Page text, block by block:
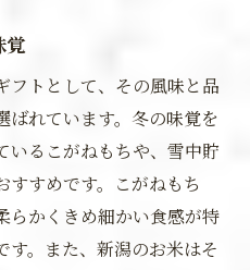
覚
フトとして、その風味と品
ばれています。冬の味覚を
いるこがねもちや、雪中貯
すめです。こがねもち
らかくきめ細かい食感が特
す。また、新潟のお米はそ